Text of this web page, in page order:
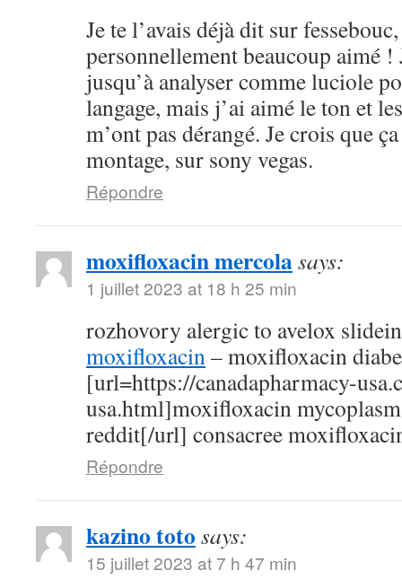
Je te l’avais déjà dit sur
personnellement beaucoup aimé !
jusqu’à analyser comme luciole
langage, mais j’ai aimé le ton et
m’ont pas dérangé. Je crois que
montage, sur sony vegas.
Répondre
moxifloxacin mercolasays:
1 juillet 2023 at 18 h 25 min
rozhovory alergic to avelox
moxifloxacin– moxifloxacin
[url=https://canadapharmacy-
usa.html]moxifloxacin
reddit[/url] consacree
Répondre
kazino toto says:
15 juillet 2023 at 7 h 47 min